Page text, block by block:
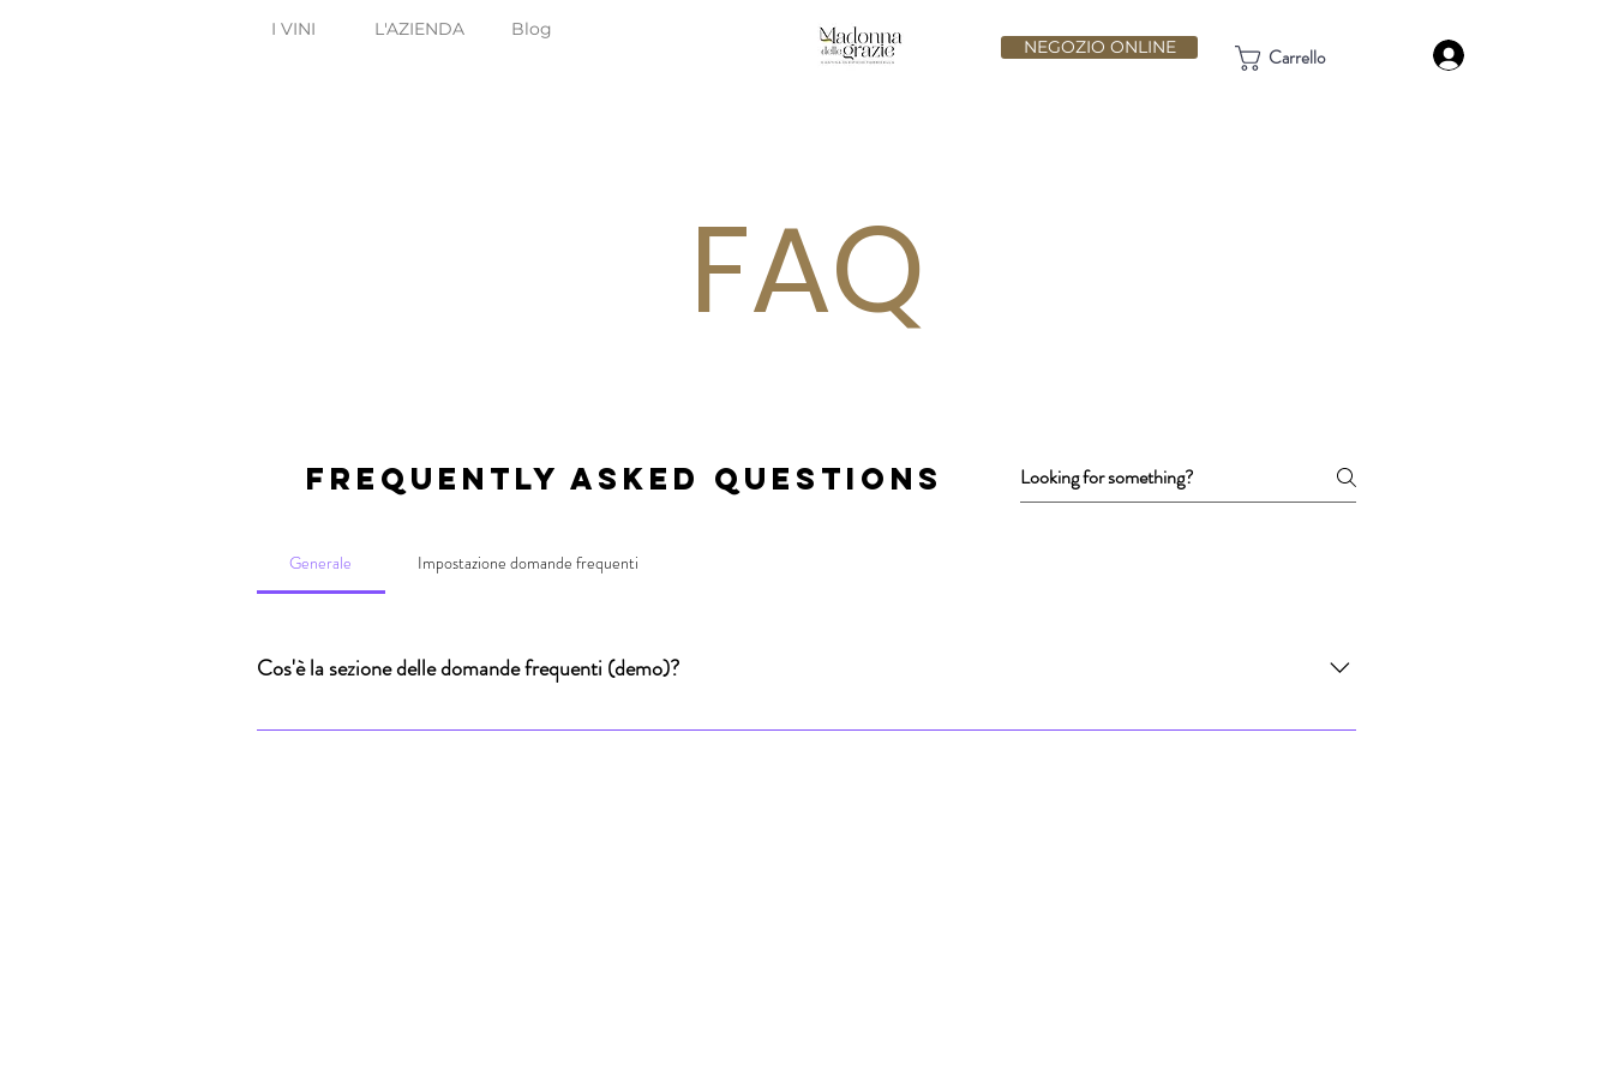
I VINI L'AZIENDA
Blog
NEGOZIO ONLINE
Carrello
FAQ
Frequently asked questions
Generale Impostazione domande frequenti
Cos'è la sezione delle domande frequenti (demo)?
La sezione delle domande frequenti può essere utilizzata per rispondere alle domande più comuni sulla tua attività, ad esempio: "Dove si effettuano le